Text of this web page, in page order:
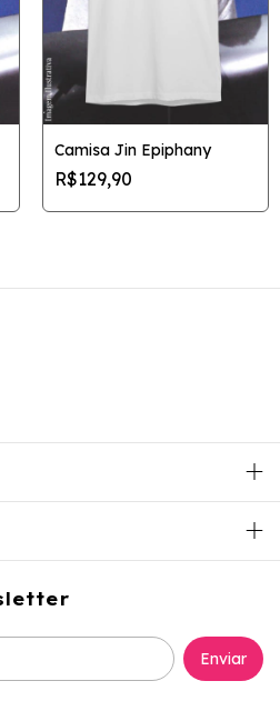
Camisa Jin Epiphany
R$129,90